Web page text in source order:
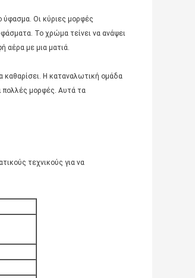
ύφασμα. Οι κύριες μορφές
Το χρώμα τείνει να ανάψει
αέρα με μια ματιά.
καθαρίσει. Η καταναλωτική ομάδα
πολλές μορφές. Αυτά τα
τεχνικούς για να